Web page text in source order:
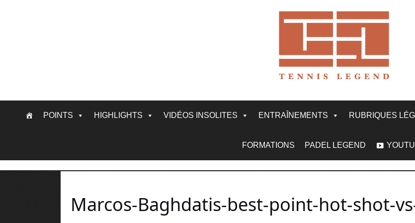
POINTS HIGHLIGHTS VIDÉOS INSOLITES ENTRAÎNEMENTS RUBRIQUES
FORMATIONS PADEL LEGEND
Marcos-Baghdatis-best-point-hot-shot-